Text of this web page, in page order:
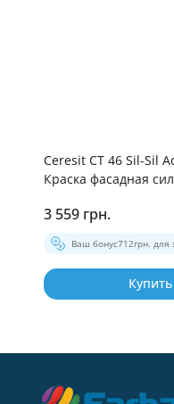
Ceresit CT 46 Sil-Sil
Краска фасадная
3 559 грн.
Ваш бонус712грн. для
Купить